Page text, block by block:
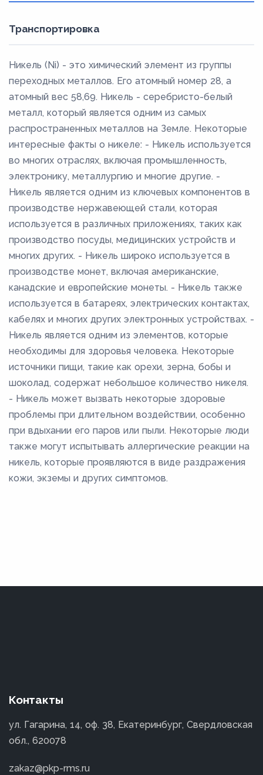
Транспортировка
Никель (Ni) - это химический элемент из группы
переходных металлов. Его атомный номер 28, а
атомный вес 58,69. Никель - серебристо-белый
металл, который является одним из самых
распространенных металлов на Земле. Некоторые
интересные факты о никеле: - Никель используется
во многих отраслях, включая промышленность,
электронику, металлургию и многие другие. -
Никель является одним из ключевых компонентов в
производстве нержавеющей стали, которая
используется в различных приложениях, таких как
производство посуды, медицинских устройств и
многих других. - Никель широко используется в
производстве монет, включая американские,
канадские и европейские монеты. - Никель также
используется в батареях, электрических контактах,
кабелях и многих других электронных устройствах. -
Никель является одним из элементов, которые
необходимы для здоровья человека. Некоторые
источники пищи, такие как орехи, зерна, бобы и
шоколад, содержат небольшое количество никеля.
- Никель может вызвать некоторые здоровые
проблемы при длительном воздействии, особенно
при вдыхании его паров или пыли. Некоторые люди
также могут испытывать аллергические реакции на
никель, которые проявляются в виде раздражения
кожи, экземы и других симптомов.
Контакты
ул. Гагарина, 14, оф. 38, Екатеринбург, Свердловская
обл., 620078
zakaz@pkp-rms.ru